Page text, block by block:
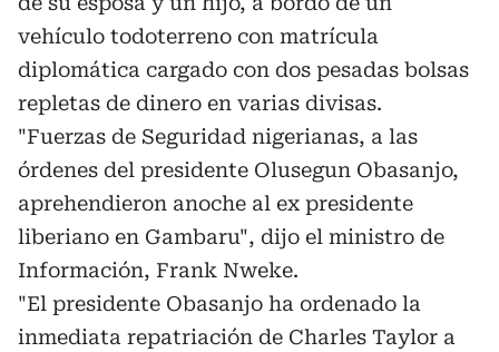
vehículo todoterreno con matrícula
diplomática cargado con dos pesadas bolsas
repletas de dinero en varias divisas.
"Fuerzas de Seguridad nigerianas, a las
órdenes del presidente Olusegun Obasanjo,
aprehendieron anoche al ex presidente
liberiano en Gambaru", dijo el ministro de
Información, Frank Nweke.
"El presidente Obasanjo ha ordenado la
inmediata repatriación de Charles Taylor a